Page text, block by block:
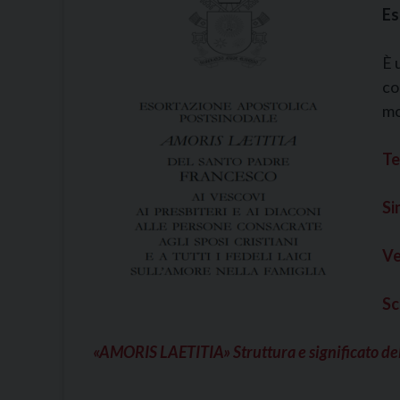
È
«AMORIS LAETITIA» Struttura e significato